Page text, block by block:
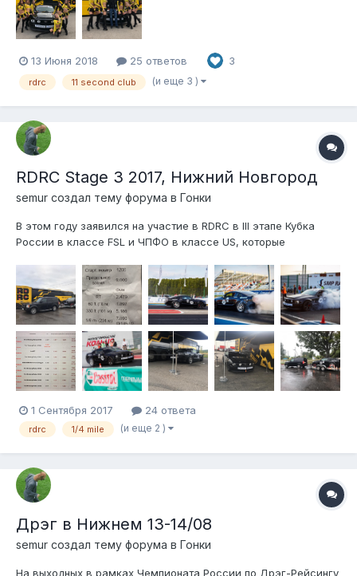
13 Июня 2018 25 ответов 3
rdrc 11 second club (и еще 3 )
RDRC Stage 3 2017, Нижний Новгород
semur создал тему форума в Гонки
В этом году заявился на участие в RDRC в III этапе Кубка
России в классе FSL и ЧПФО в классе US, которые
вчетвером: я, DeemoNbl4, Basta Grip и Александерос,
механик Саморукова с Анлима. Огромное спасибо парням за
все! Без них бы ничего н...
1 Сентября 2017 24 ответа
rdrc 1/4 mile (и еще 2 )
Дрэг в Нижнем 13-14/08
semur создал тему форума в Гонки
На выходных в рамках Чемпионата России по Дрэг-Рейсингу